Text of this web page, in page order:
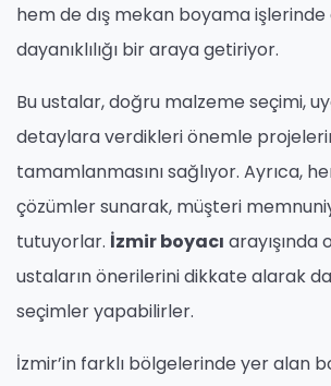
hem de dış mekan boyama
dayanıklılığı bir araya getiriyor.
Bu ustalar, doğru malzeme seçimi,
detaylara verdikleri önemle
tamamlanmasını sağlıyor. Ayrıca,
çözümler sunarak, müşteri
tutuyorlar. İzmir boyacı arayışında
ustaların önerilerini dikkate alarak
seçimler yapabilirler.
İzmir’in farklı bölgelerinde yer alan